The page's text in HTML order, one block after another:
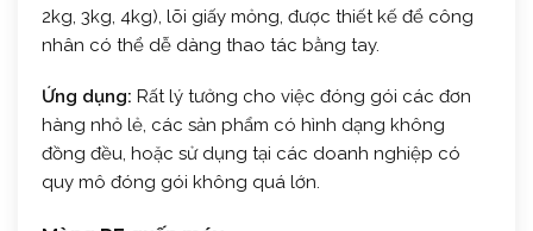
2kg, 3kg, 4kg), lõi giấy mỏng, được thiết kế để công
nhân có thể dễ dàng thao tác bằng tay.
Ứng dụng: Rất lý tưởng cho việc đóng gói các đơn
hàng nhỏ lẻ, các sản phẩm có hình dạng không
đồng đều, hoặc sử dụng tại các doanh nghiệp có
quy mô đóng gói không quá lớn.